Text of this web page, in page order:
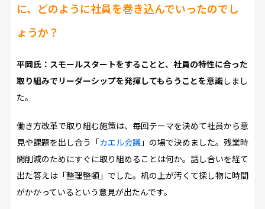
に、どのように社員を巻き込んでいったのでし
ょうか？
平岡氏：スモールスタートをすることと、社員の特性に合った
取り組みでリーダーシップを発揮してもらうことを意識しまし
た。
働き方改革で取り組む施策は、毎回テーマを決めて社員から意
見や課題を出し合う「カエル会議」の場で決めました。残業時
間削減のためにすぐに取り組めることは何か。話し合いを経て
出た答えは「整理整頓」でした。机の上が汚くて探し物に時間
がかかっているという意見が出たんです。